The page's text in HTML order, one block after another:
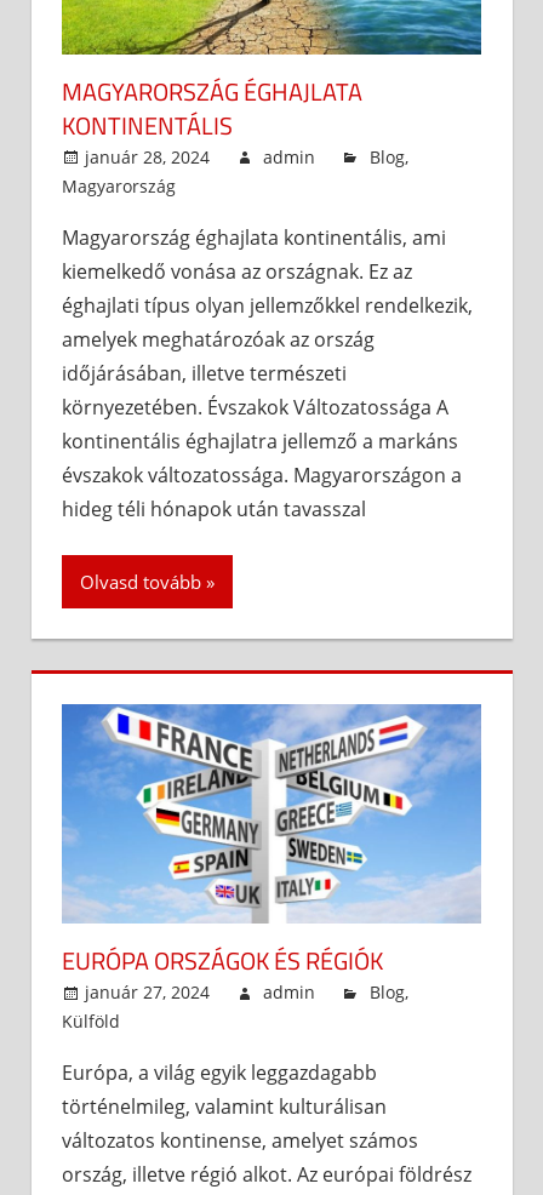
MAGYARORSZÁG ÉGHAJLATA
KONTINENTÁLIS
január 28, 2024 admin Blog,
Magyarország
Magyarország éghajlata kontinentális, ami
kiemelkedő vonása az országnak. Ez az
éghajlati típus olyan jellemzőkkel rendelkezik,
amelyek meghatározóak az ország
időjárásában, illetve természeti
környezetében. Évszakok Változatossága A
kontinentális éghajlatra jellemző a markáns
évszakok változatossága. Magyarországon a
hideg téli hónapok után tavasszal
Olvasd tovább
EURÓPA ORSZÁGOK ÉS RÉGIÓK
január 27, 2024 admin Blog,
Külföld
Európa, a világ egyik leggazdagabb
történelmileg, valamint kulturálisan
változatos kontinense, amelyet számos
ország, illetve régió alkot. Az európai földrész